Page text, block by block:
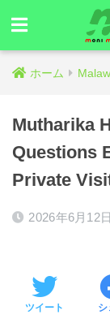
ホーム
Mutharika
Questions
Private
2026年6月12日
ツイート シ